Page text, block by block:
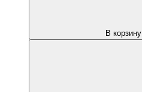
В корзину